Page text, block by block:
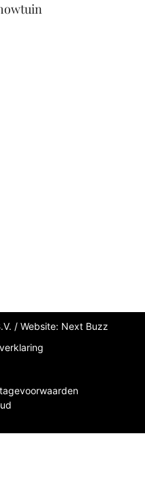
/ Website: Next Buzz